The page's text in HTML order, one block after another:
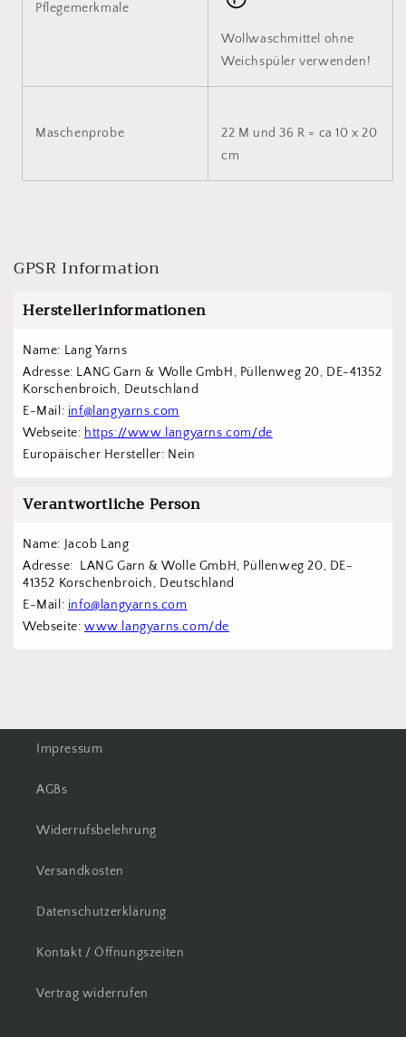
Pflegemerkmale
Wollwaschmittel ohne
Weichspüler verwenden!
Maschenprobe
22 M und 36 R = ca 10 x 20
cm
GPSR Information
Herstellerinformationen
Name: Lang Yarns
Adresse: LANG Garn & Wolle GmbH, Püllenweg 20, DE-41352
Korschenbroich, Deutschland
E-Mail: inf@langyarns.com
Webseite: https://www.langyarns.com/de
Europäischer Hersteller: Nein
Verantwortliche Person
Name: Jacob Lang
Adresse:  LANG Garn & Wolle GmbH, Püllenweg 20, DE-
41352 Korschenbroich, Deutschland
E-Mail: info@langyarns.com
Webseite: www.langyarns.com/de
Impressum
AGBs
Widerrufsbelehrung
Versandkosten
Datenschutzerklärung
Kontakt / Öffnungszeiten
Vertrag widerrufen